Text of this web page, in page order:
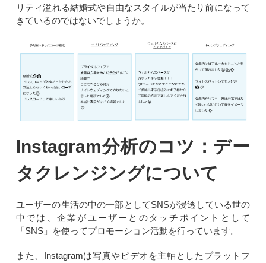
リティ溢れる結婚式や自由なスタイルが当たり前になって
きているのではないでしょうか。
Instagram分析のコツ：デー
タクレンジングについて
ユーザーの生活の中の一部としてSNSが浸透している世の
中では、企業がユーザーとのタッチポイントとして
「SNS」を使ってプロモーション活動を行っています。
また、Instagramは写真やビデオを主軸としたプラットフ